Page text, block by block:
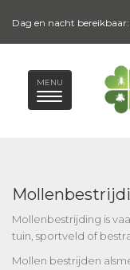
Dag en nacht bereikbaar:
MENU
Mollenbestrijding is
tuin, sportveld of
Mollen bestrijden